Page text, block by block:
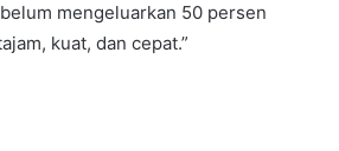
mengeluarkan 50 persen
kuat, dan cepat.”